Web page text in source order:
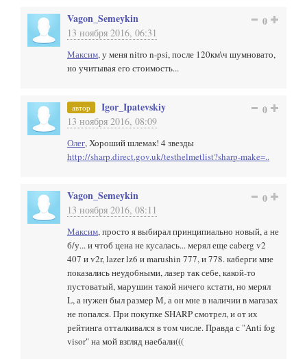
Vagon_Semeykin
13 ноября 2016, 06:31
0
Максим, у меня nitro n-psi, после 120км\ч шумновато,
но учитывая его стоимость...
автор Igor_Ipatevskiy
13 ноября 2016, 08:09
0
Олег, Хороший шлемак! 4 звезды
http://sharp.direct.gov.uk/testhelmetlist?sharp-make=..
Vagon_Semeykin
13 ноября 2016, 08:11
0
Максим, просто я выбирал принципиально новый, а не
б/у... и чтоб цена не кусалась... мерял еще caberg v2
407 и v2r, lazer lz6 и marushin 777, и 778. каберги мне
показались неудобными, лазер так себе, какой-то
пустоватый, марушин такой ничего кстати, но мерял
L, а нужен был размер M, а он мне в наличии в магазах
не попался. При покупке SHARP смотрел, и от их
рейтинга отталкивался в том числе. Правда с "Anti fog
visor" на мой взгляд наебали(((